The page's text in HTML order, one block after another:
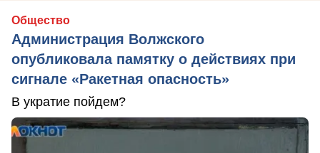
Общество
Администрация Волжского
опубликовала памятку о действиях при
сигнале «Ракетная опасность»
В укратие пойдем?